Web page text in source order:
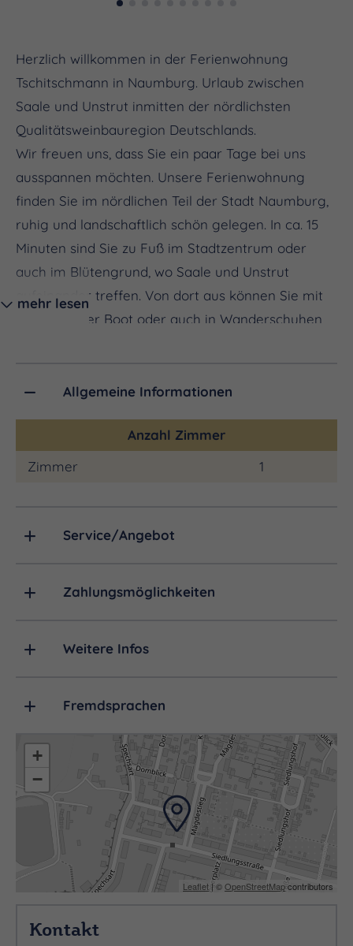
Herzlich willkommen in der Ferienwohnung
Tschitschmann in Naumburg. Urlaub zwischen
Saale und Unstrut inmitten der nördlichsten
Qualitätsweinbauregion Deutschlands.
Wir freuen uns, dass Sie ein paar Tage bei uns
ausspannen möchten. Unsere Ferienwohnung
finden Sie im nördlichen Teil der Stadt Naumburg,
ruhig und landschaftlich schön gelegen. In ca. 15
Minuten sind Sie zu Fuß im Stadtzentrum oder
auch im Blütengrund, wo Saale und Unstrut
aufeinander treffen. Von dort aus können Sie mit
dem Rad, per Boot oder auch in Wanderschuhen
mehr lesen
Allgemeine Informationen
Anzahl Zimmer
Zimmer
1
Service/Angebot
Zahlungsmöglichkeiten
Weitere Infos
Fremdsprachen
+
−
Leaflet| ©OpenStreetMapcontributors
Kontakt